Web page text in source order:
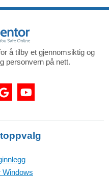
å tilby et gjennomsiktig og
personvern på nett.
Windows